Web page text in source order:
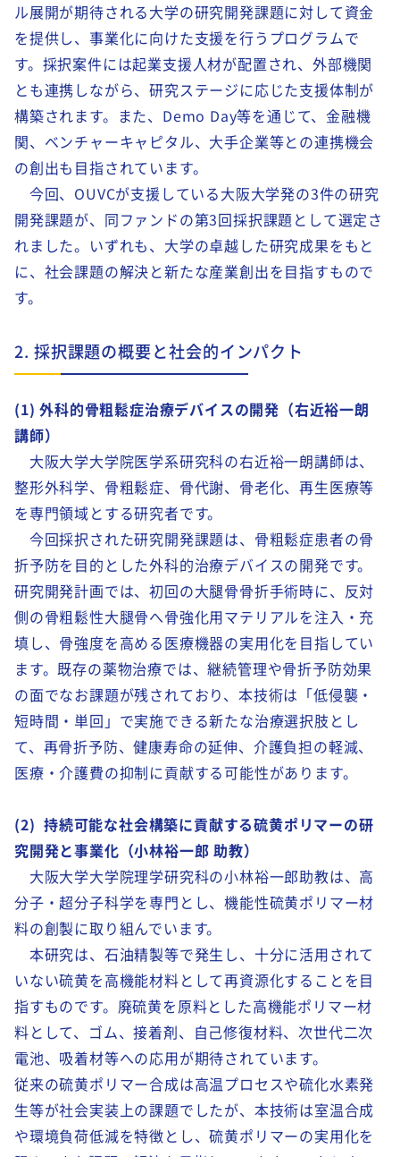
ル展開が期待される大学の研究開発課題に対して資金
を提供し、事業化に向けた支援を行うプログラムで
す。採択案件には起業支援人材が配置され、外部機関
とも連携しながら、研究ステージに応じた支援体制が
構築されます。また、Demo Day等を通じて、金融機
関、ベンチャーキャピタル、大手企業等との連携機会
の創出も目指されています。
今回、OUVCが支援している大阪大学発の3件の研究
開発課題が、同ファンドの第3回採択課題として選定さ
れました。いずれも、大学の卓越した研究成果をもと
に、社会課題の解決と新たな産業創出を目指すもので
す。
2. 採択課題の概要と社会的インパクト
(1) 外科的骨粗鬆症治療デバイスの開発（右近裕一朗
講師）
大阪大学大学院医学系研究科の右近裕一朗講師は、
整形外科学、骨粗鬆症、骨代謝、骨老化、再生医療等
を専門領域とする研究者です。
今回採択された研究開発課題は、骨粗鬆症患者の骨
折予防を目的とした外科的治療デバイスの開発です。
研究開発計画では、初回の大腿骨骨折手術時に、反対
側の骨粗鬆性大腿骨へ骨強化用マテリアルを注入・充
填し、骨強度を高める医療機器の実用化を目指してい
ます。既存の薬物治療では、継続管理や骨折予防効果
の面でなお課題が残されており、本技術は「低侵襲・
短時間・単回」で実施できる新たな治療選択肢とし
て、再骨折予防、健康寿命の延伸、介護負担の軽減、
医療・介護費の抑制に貢献する可能性があります。
(2) 持続可能な社会構築に貢献する硫黄ポリマーの研
究開発と事業化（小林裕一郎 助教）
大阪大学大学院理学研究科の小林裕一郎助教は、高
分子・超分子科学を専門とし、機能性硫黄ポリマー材
料の創製に取り組んでいます。
本研究は、石油精製等で発生し、十分に活用されて
いない硫黄を高機能材料として再資源化することを目
指すものです。廃硫黄を原料とした高機能ポリマー材
料として、ゴム、接着剤、自己修復材料、次世代二次
電池、吸着材等への応用が期待されています。
従来の硫黄ポリマー合成は高温プロセスや硫化水素発
生等が社会実装上の課題でしたが、本技術は室温合成
や環境負荷低減を特徴とし、硫黄ポリマーの実用化を